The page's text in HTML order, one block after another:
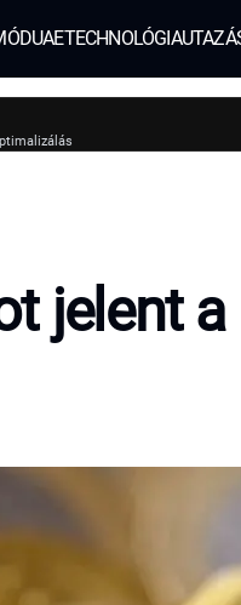
UAETECHNOLÓGIA
jelent a